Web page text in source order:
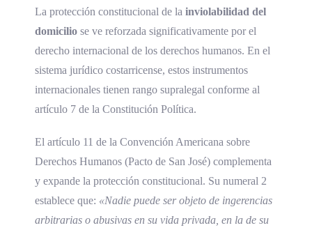
La protección constitucional de la inviolabilidad del
domicilio se ve reforzada significativamente por el
derecho internacional de los derechos humanos. En el
sistema jurídico costarricense, estos instrumentos
internacionales tienen rango supralegal conforme al
artículo 7 de la Constitución Política.
El artículo 11 de la Convención Americana sobre
Derechos Humanos (Pacto de San José) complementa
y expande la protección constitucional. Su numeral 2
establece que: «Nadie puede ser objeto de ingerencias
arbitrarias o abusivas en su vida privada, en la de su